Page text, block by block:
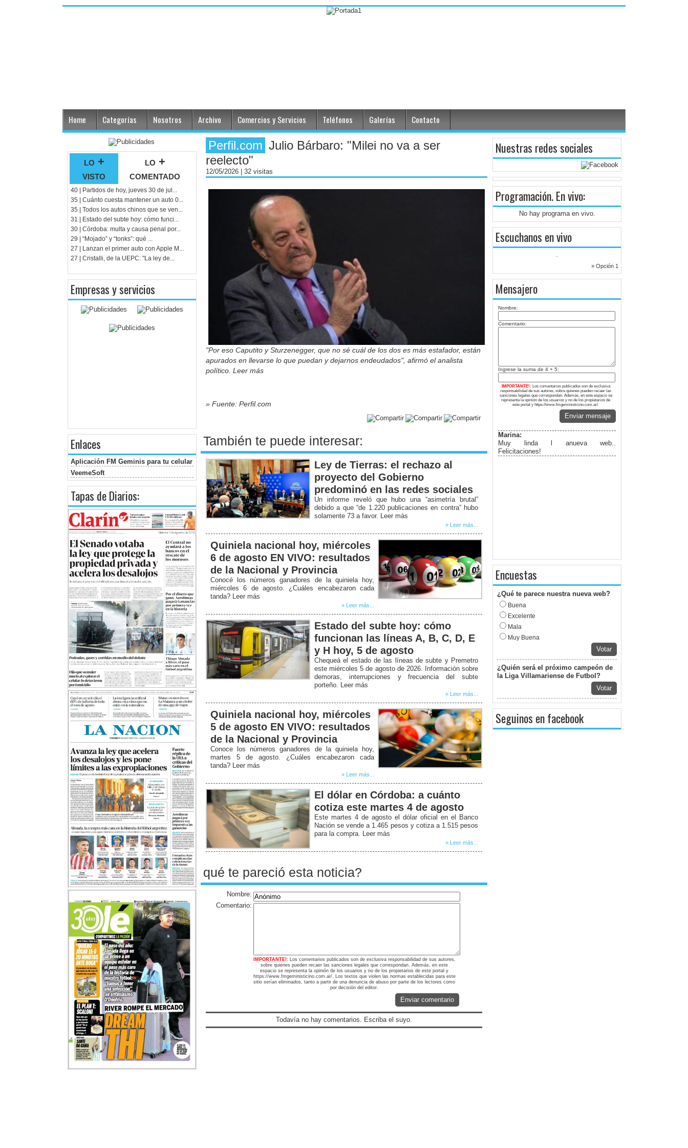
Home Categorías Nosotros Archivo Comercios y Servicios Teléfonos Galerías Contacto
lo +
visto
lo +
comentado
40 | Partidos de hoy, jueves 30 de jul...
35 | Cuánto cuesta mantener un auto 0...
35 | Todos los autos chinos que se ven...
31 | Estado del subte hoy: cómo funci...
30 | Córdoba: multa y causa penal por...
29 | “Mojado” y “tonks”: qué ...
27 | Lanzan el primer auto con Apple M...
27 | Cristalli, de la UEPC: "La ley de...
Empresas y servicios
Enlaces
Aplicación FM Geminis para tu celular
VeemeSoft
Tapas de Diarios:
Perfil.com Julio Bárbaro: "Milei no va a ser
reelecto"
12/05/2026 | 32 visitas
"Por eso Caputito y Sturzenegger, que no sé cuál de los dos es más estafador, están
apurados en llevarse lo que puedan y dejarnos endeudados", afirmó el analista
político. Leer más
» Fuente: Perfil.com
También te puede interesar:
Ley de Tierras: el rechazo al
proyecto del Gobierno
predominó en las redes sociales
Un informe reveló que hubo una “asimetría brutal”
debido a que “de 1.220 publicaciones en contra” hubo
solamente 73 a favor. Leer más
» Leer más...
Quiniela nacional hoy, miércoles
6 de agosto EN VIVO: resultados
de la Nacional y Provincia
Conocé los números ganadores de la quiniela hoy,
miércoles 6 de agosto. ¿Cuáles encabezaron cada
tanda? Leer más
» Leer más...
Estado del subte hoy: cómo
funcionan las líneas A, B, C, D, E
y H hoy, 5 de agosto
Chequeá el estado de las líneas de subte y Premetro
este miércoles 5 de agosto de 2026. Información sobre
demoras, interrupciones y frecuencia del subte
porteño. Leer más
» Leer más...
Quiniela nacional hoy, miércoles
5 de agosto EN VIVO: resultados
de la Nacional y Provincia
Conoce los números ganadores de la quiniela hoy,
martes 5 de agosto. ¿Cuáles encabezaron cada
tanda? Leer más
» Leer más...
El dólar en Córdoba: a cuánto
cotiza este martes 4 de agosto
Este martes 4 de agosto el dólar oficial en el Banco
Nación se vende a 1.465 pesos y cotiza a 1.515 pesos
para la compra. Leer más
» Leer más...
qué te pareció esta noticia?
Nombre:
Comentario:
IMPORTANTE!: Los comentarios publicados son de exclusiva responsabilidad de sus autores,
sobre quienes pueden recaer las sanciones legales que correspondan. Además, en este
espacio se representa la opinión de los usuarios y no de los propietarios de este portal y
https://www.fmgeministicino.com.ar/. Los textos que violen las normas establecidas para este
sitio serían eliminados, tanto a partir de una denuncia de abuso por parte de los lectores como
por decisión del editor.
Enviar comentario
Todavía no hay comentarios. Escriba el suyo.
Nuestras redes sociales
Programación. En vivo:
No hay programa en vivo.
Escuchanos en vivo
.
» Opción 1
Mensajero
Nombre:
Comentario:
Ingrese la suma de 4 + 5:
IMPORTANTE!: Los comentarios publicados son de exclusiva
responsabilidad de sus autores, sobre quienes pueden recaer las
sanciones legales que correspondan. Además, en este espacio se
representa la opinión de los usuarios y no de los propietarios de
este portal y https://www.fmgeministicino.com.ar/.
Enviar mensaje
Marina:
Muy linda l anueva web..
Felicitaciones!
Encuestas
¿Qué te parece nuestra nueva web?
Buena
Excelente
Mala
Muy Buena
Votar
¿Quién será el próximo campeón de
la Liga Villamariense de Futbol?
Votar
Seguinos en facebook